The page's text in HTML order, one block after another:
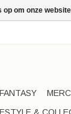
FANTASY
op om onze